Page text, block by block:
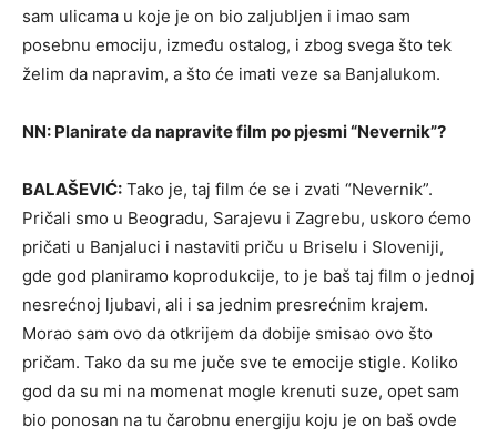
sam ulicama u koje je on bio zaljubljen i imao sam
posebnu emociju, između ostalog, i zbog svega što tek
želim da napravim, a što će imati veze sa Banjalukom.
NN: Planirate da napravite film po pjesmi “Nevernik”?
BALAŠEVIĆ: Tako je, taj film će se i zvati “Nevernik”.
Pričali smo u Beogradu, Sarajevu i Zagrebu, uskoro ćemo
pričati u Banjaluci i nastaviti priču u Briselu i Sloveniji,
gde god planiramo koprodukcije, to je baš taj film o jednoj
nesrećnoj ljubavi, ali i sa jednim presrećnim krajem.
Morao sam ovo da otkrijem da dobije smisao ovo što
pričam. Tako da su me juče sve te emocije stigle. Koliko
god da su mi na momenat mogle krenuti suze, opet sam
bio ponosan na tu čarobnu energiju koju je on baš ovde